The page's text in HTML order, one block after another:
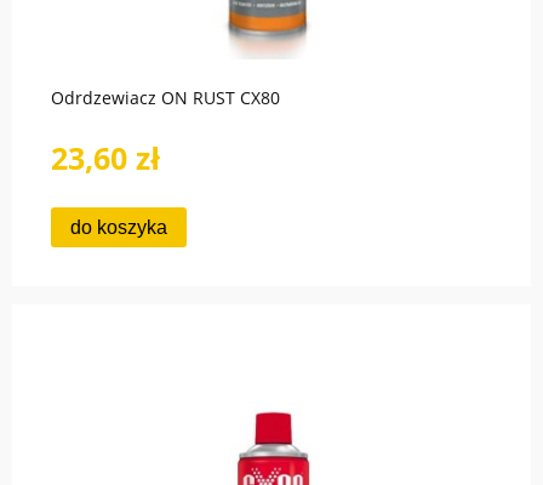
Odrdzewiacz ON RUST CX80
23,60 zł
do koszyka